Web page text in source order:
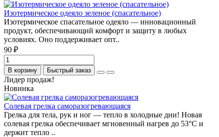
Изотермическое одеяло зеленое (спасательное)
Изотермическое спасательное одеяло — инновационный
продукт, обеспечивающий комфорт и защиту в любых
условиях. Оно поддерживает опт..
90 ₽
В корзину Быстрый заказ
Лидер продаж!
Новинка
Солевая грелка саморазогревающаяся
Грелка для тела, рук и ног — тепло в холодные дни! Новая
солевая грелка обеспечивает мгновенный нагрев до 53°C и
держит тепло ..